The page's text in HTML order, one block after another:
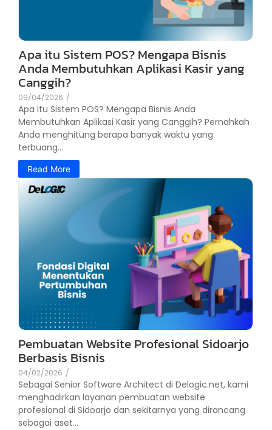
Apa itu Sistem POS? Mengapa Bisnis
Anda Membutuhkan Aplikasi Kasir yang
Canggih?
09/04/2026 /
Apa itu Sistem POS? Mengapa Bisnis Anda
Membutuhkan Aplikasi Kasir yang Canggih? Pernahkah
Anda menghitung berapa banyak waktu yang
terbuang...
Read More
Pembuatan Website Profesional Sidoarjo
Berbasis Bisnis
04/02/2026 /
Sebagai Senior Software Architect di Delogic.net, kami
menghadirkan layanan pembuatan website
profesional di Sidoarjo dan sekitarnya yang dirancang
sebagai aset...